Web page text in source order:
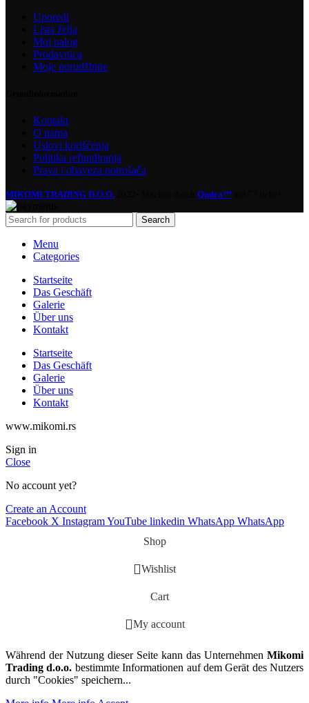
Uporedi
Lista želja
Moj nalog
Prodavnica
Moje porudžbine
Kontakt
O nama
Uslovi korišćenja
Politika refundiranja
Prava i obaveza potrošača
MIKOMI TRADING D.O.O. Qudra™
Search
Menu
Categories
Startseite
Das Geschäft
Galerie
Über uns
Kontakt
Startseite
Das Geschäft
Galerie
Über uns
Kontakt
www.mikomi.rs
Sign in
Close
No account yet?
Create an Account
Facebook X InstagramYouTube linkedin WhatsApp WhatsApp
Shop
Wishlist
Cart
My account
Während der Nutzung dieser Seite kann das Unternehmen Mikomi
Trading d.o.o. bestimmte Informationen auf dem Gerät des Nutzers
durch "Cookies" speichern...